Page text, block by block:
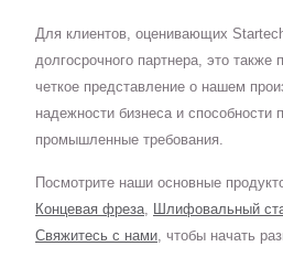
Для клиентов, оценивающих
долгосрочного партнера, это также
четкое представление о нашем
надежности бизнеса и способности
промышленные требования.
Посмотрите наши основные
Концевая фреза
Шлифовальный
Свяжитесь с нами , чтобы начать